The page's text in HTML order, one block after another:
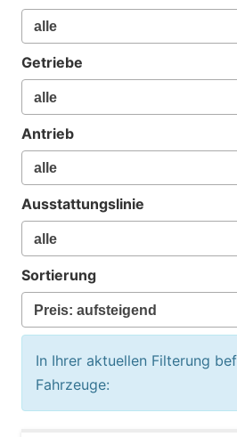
Getriebe
Antrieb
Ausstattungslinie
Sortierung
In Ihrer aktuellen Filterung
Fahrzeuge: